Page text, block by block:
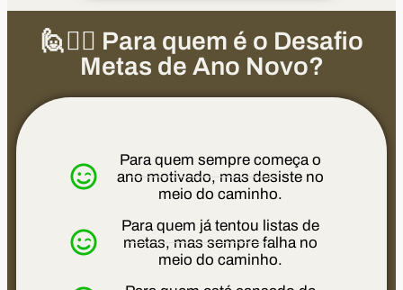
🙋🙋‍♀️ Para quem é o Desafio
Metas de Ano Novo?
Para quem sempre começa o
ano motivado, mas desiste no
meio do caminho.
Para quem já tentou listas de
metas, mas sempre falha no
meio do caminho.